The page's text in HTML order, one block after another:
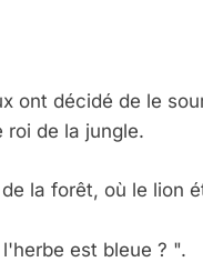
ont décidé de le
de la jungle.
la forêt, où le lion
est bleue ? ".